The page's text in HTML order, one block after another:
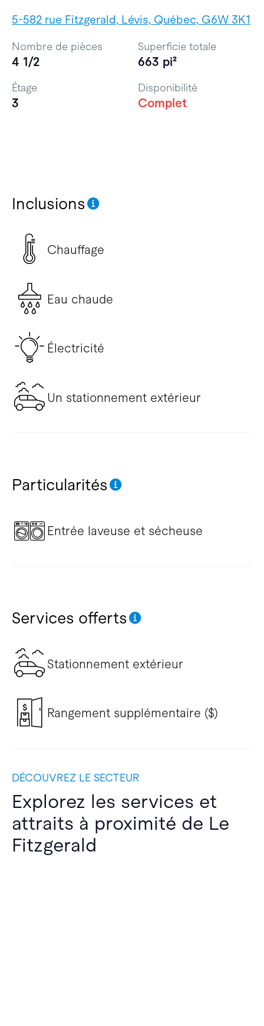
5-582 rue Fitzgerald, Lévis, Québec, G6W 3K1
Inclusions
Chauffage
Eau chaude
Électricité
Un stationnement extérieur
Particularités
Entrée laveuse et sécheuse
Services offerts
Stationnement extérieur
Rangement supplémentaire ($)
Nombre de pièces
4 1/2
Superficie totale
663 pi²
Étage
3
Disponibilité
Complet
DÉCOUVREZ LE SECTEUR
Explorez les services et
attraits à proximité de Le
Fitzgerald